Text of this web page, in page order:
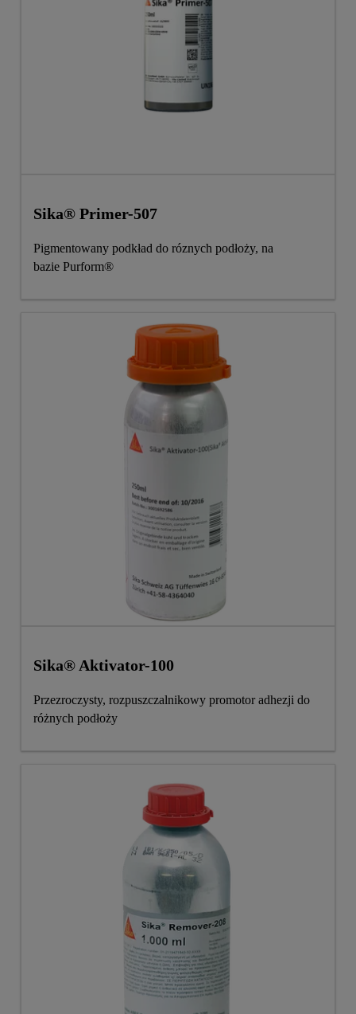
Sika® Primer-507
Pigmentowany podkład do róznych podłoży, na
bazie Purform®
Sika® Aktivator-100
Przezroczysty, rozpuszczalnikowy promotor adhezji do
różnych podłoży